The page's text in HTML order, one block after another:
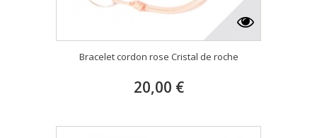
Bracelet cordon rose Cristal de roche
20,00 €